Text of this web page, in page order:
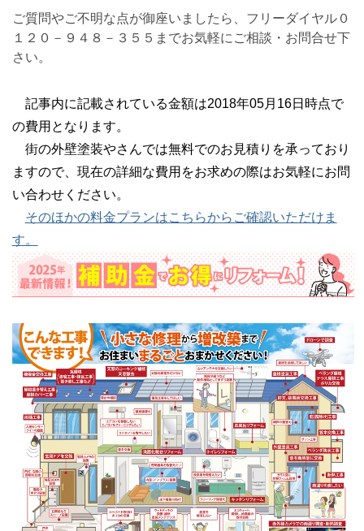
ご質問やご不明な点が御座いましたら、フリーダイヤル０
１２０－９４８－３５５までお気軽にご相談・お問合せ下
さい。
記事内に記載されている金額は2018年05月16日時点で
の費用となります。
街の外壁塗装やさんでは無料でのお見積りを承っており
ますので、現在の詳細な費用をお求めの際はお気軽にお問
い合わせください。
そのほかの料金プランはこちらからご確認いただけま
す。